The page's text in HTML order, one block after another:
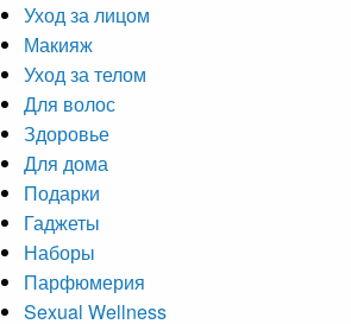
Уход за лицом
Макияж
Уход за телом
Для волос
Здоровье
Для дома
Подарки
Гаджеты
Наборы
Парфюмерия
Sexual Wellness